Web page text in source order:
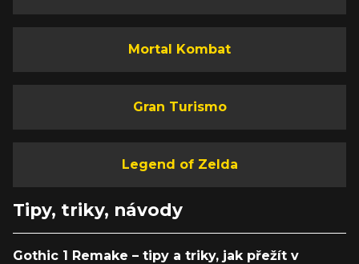
Mortal Kombat
Gran Turismo
Legend of Zelda
Tipy, triky, návody
Gothic 1 Remake – tipy a triky, jak přežít v